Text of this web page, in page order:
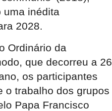
uma inédita
2028.
Ordinário da
que decorreu a 26
os participantes
o trabalho dos grupos
Papa Francisco